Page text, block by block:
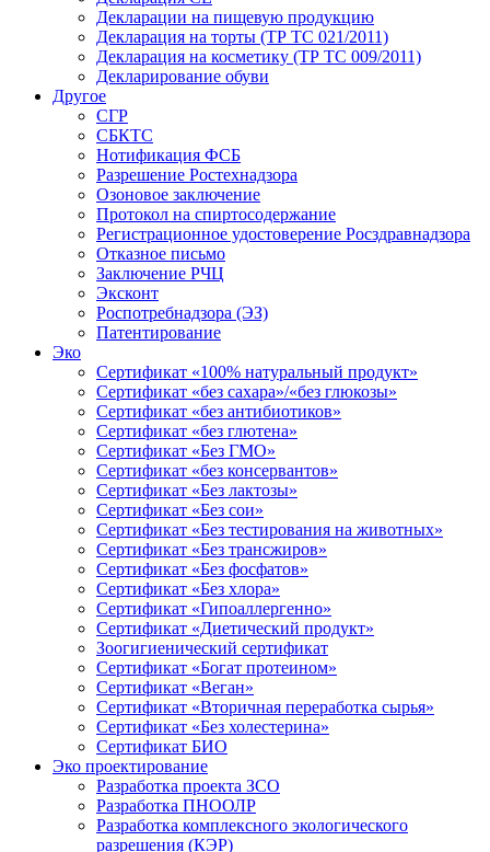
Декларации на пищевую продукцию
Декларация на торты (ТР ТС 021/2011)
Декларация на косметику (ТР ТС 009/2011)
Декларирование обуви
Другое
СГР
СБКТС
Нотификация ФСБ
Разрешение Ростехнадзора
Озоновое заключение
Протокол на спиртосодержание
Регистрационное удостоверение Росздравнадзора
Отказное письмо
Заключение РЧЦ
Эксконт
Роспотребнадзора (ЭЗ)
Патентирование
Эко
Сертификат «100% натуральный продукт»
Сертификат «без сахара»/«без глюкозы»
Сертификат «без антибиотиков»
Сертификат «без глютена»
Сертификат «Без ГМО»
Сертификат «без консервантов»
Сертификат «Без лактозы»
Сертификат «Без сои»
Сертификат «Без тестирования на животных»
Сертификат «Без трансжиров»
Сертификат «Без фосфатов»
Сертификат «Без хлора»
Сертификат «Гипоаллергенно»
Сертификат «Диетический продукт»
Зоогигиенический сертификат
Сертификат «Богат протеином»
Сертификат «Веган»
Сертификат «Вторичная переработка сырья»
Сертификат «Без холестерина»
Сертификат БИО
Эко проектирование
Разработка проекта ЗСО
Разработка ПНООЛР
Разработка комплексного экологического
разрешения (КЭР)